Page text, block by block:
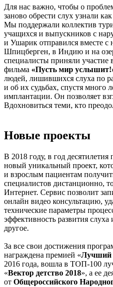
Для нас важно, чтобы о
заново обрести слух узнали
Мы поддержали коллектив
учащихся и выпускников с
и Ушарик отправился вместе
Шпицберген, в Индию и на
специалисты приняли участие
фильма «Пусть мир
людей, лишившихся слуха по
и об их судьбах, спустя много
имплантации. Он позволяет
Вдохновиться теми, кто
Новые проекты
В 2018 году, в год
новый уникальный проект,
и взрослым пациентам
специалистов дистанционно,
Интернет. Сервис позволит
онлайн видео консультацию,
технические параметры
эффективность развития
другое.
За все свои достижения
награждена премией «Лучший
2016 года, вошла в ТОП-100
«Вектор детство 2018», а ее
от Общероссийского